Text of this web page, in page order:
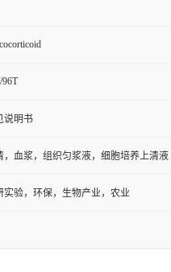
96T
说明书
，血浆，组织匀浆液，细胞培养上清液
实验，环保，生物产业，农业